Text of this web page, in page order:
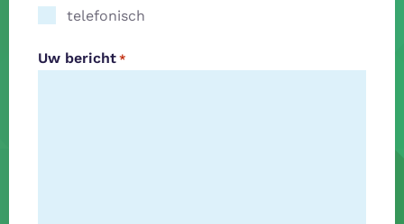
telefonisch
Uw bericht *